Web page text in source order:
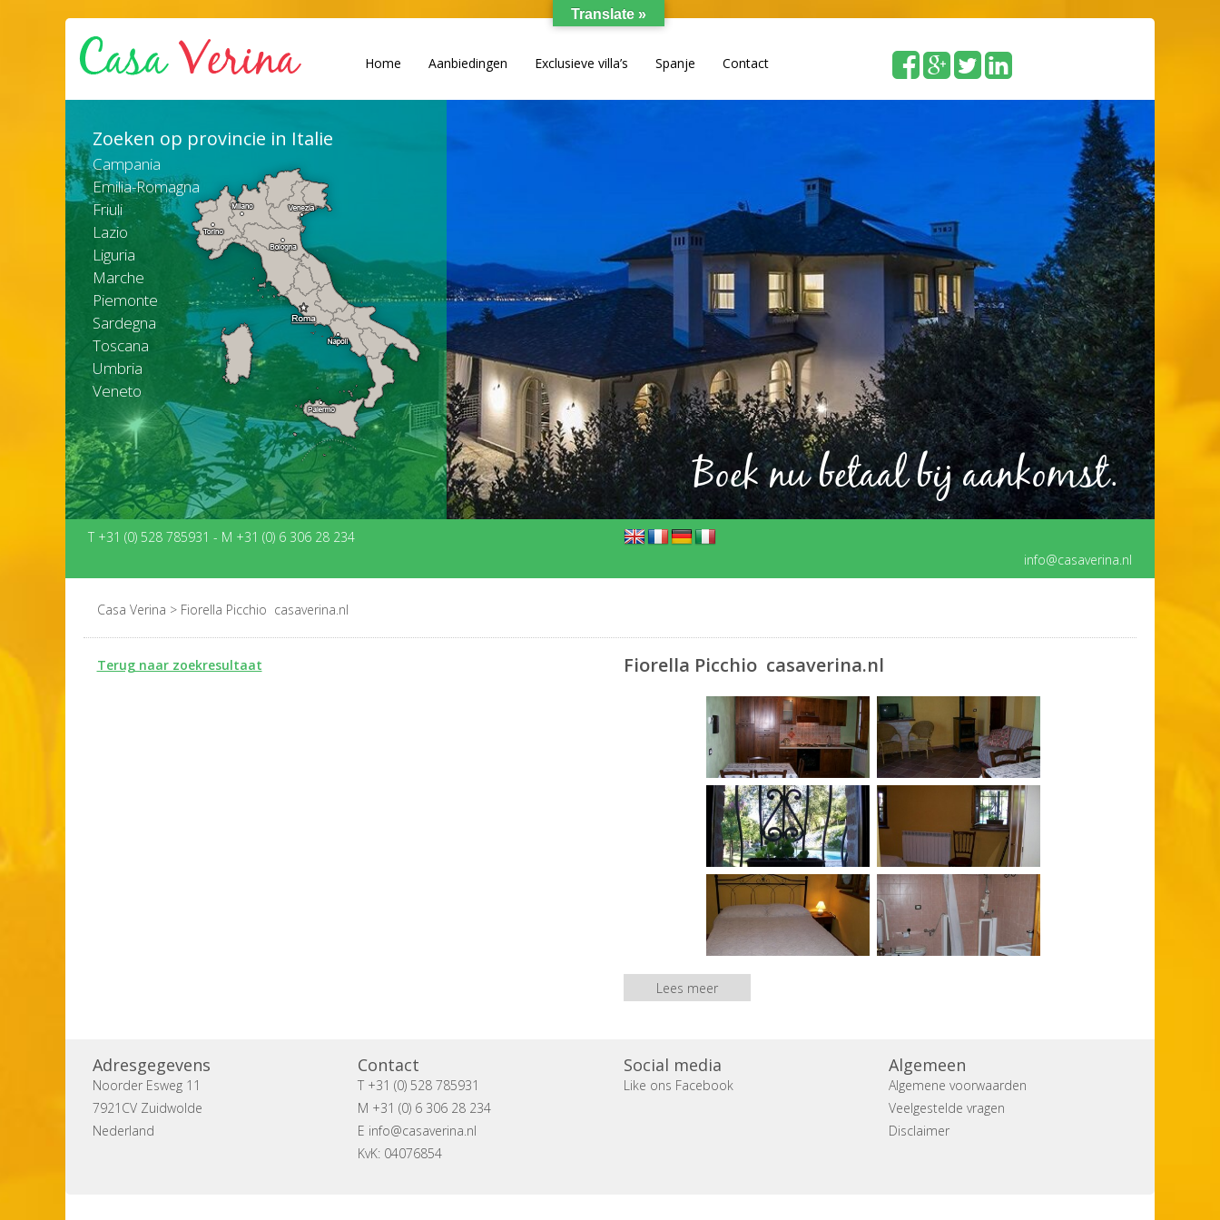
Home Aanbiedingen Exclusieve villa’s Spanje Contact
Zoeken op provincie in Italie
Campania
Emilia-Romagna
Friuli
Lazio
Liguria
Marche
Piemonte
Sardegna
Toscana
Umbria
Veneto
Boek nu betaal bij aankomst.
T +31 (0) 528 785931 - M +31 (0) 6 306 28 234
info@casaverina.nl
Casa Verina > Fiorella Picchio ‏ casaverina.nl
Terug naar zoekresultaat Fiorella Picchio ‏ casaverina.nl
Lees meer
Adresgegevens
Noorder Esweg 11
7921CV Zuidwolde
Nederland
Contact
T +31 (0) 528 785931
M +31 (0) 6 306 28 234
E info@casaverina.nl
KvK: 04076854
Social media
Like ons Facebook
Algemeen
Algemene voorwaarden
Veelgestelde vragen
Disclaimer
Translate »